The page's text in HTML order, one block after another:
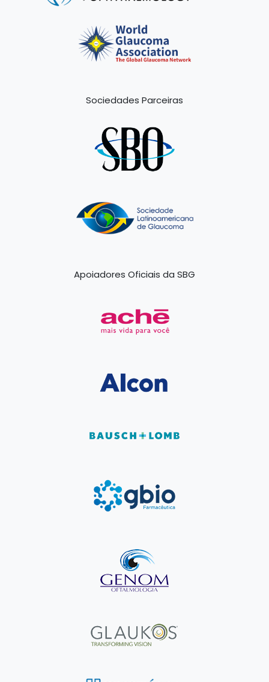
Sociedades Parceiras
Apoiadores Oficiais da SBG